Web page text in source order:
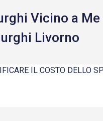
Vicino a Me
Livorno
IL COSTO DELLO